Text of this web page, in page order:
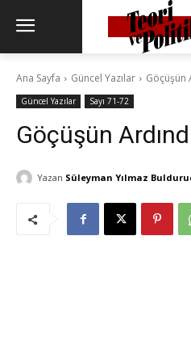
Ana Sayfa Güncel Yazılar Göçüşün
Güncel Yazılar Sayı 71-72
Göçüşün
Yazan Süleyman Yılmaz